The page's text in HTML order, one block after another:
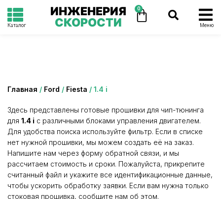
Каталог
ИНЖЕНЕРИЯ
СКОРОСТИ
0
Меню
Главная / Ford / Fiesta / 1.4 i
Здесь представлены готовые прошивки для чип-тюнинга
для 1.4 i с различными блоками управления двигателем.
Для удобства поиска используйте фильтр. Если в списке
нет нужной прошивки, мы можем создать её на заказ.
Напишите нам через форму обратной связи, и мы
рассчитаем стоимость и сроки. Пожалуйста, прикрепите
считанный файл и укажите все идентификационные данные,
чтобы ускорить обработку заявки. Если вам нужна только
стоковая прошивка, сообщите нам об этом.